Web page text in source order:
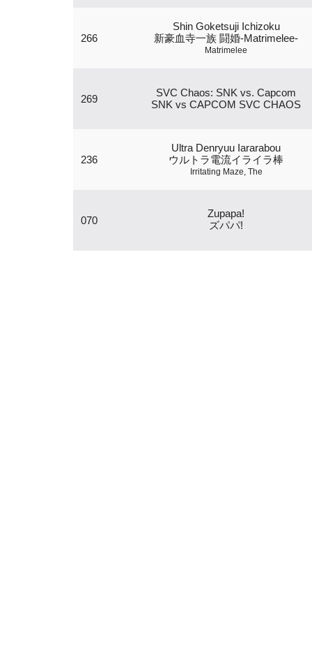
266
Shin Goketsuji Ichizoku
新豪血寺一族 闘婚-Matrimelee-
Matrimelee
269
SVC Chaos: SNK vs. Capcom
SNK vs CAPCOM SVC CHAOS
236
Ultra Denryuu Iararabou
ウルトラ電流イライラ棒
Irritating Maze, The
070
Zupapa!
ズパパ!